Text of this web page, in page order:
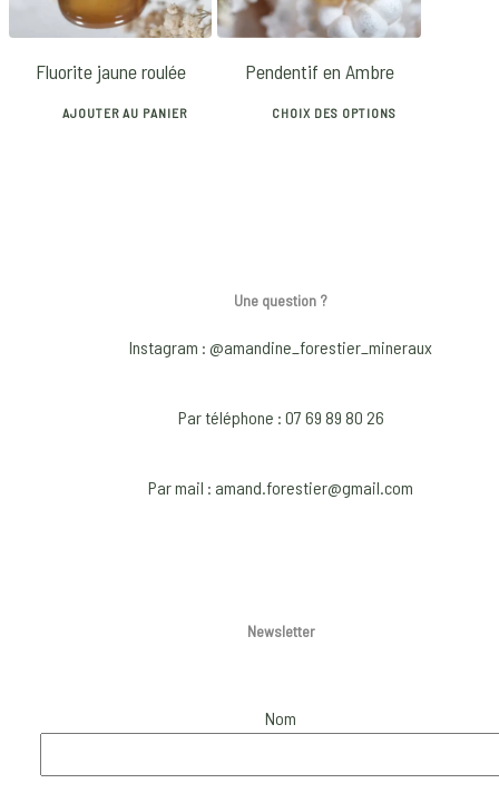
options
may
be
options
may
be
Fluorite jaune roulée
AJOUTER AU PANIER
Pendentif en Ambre
CHOIX DES OPTIONS
The
may
chosen
Une question ?
Instagram : @amandine_forestier_mineraux
Par téléphone : 07 69 89 80 26
Par mail : amand.forestier@gmail.com
Newsletter
Nom